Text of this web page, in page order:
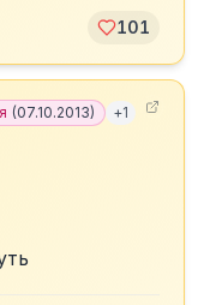
101
(07.10.2013) +1